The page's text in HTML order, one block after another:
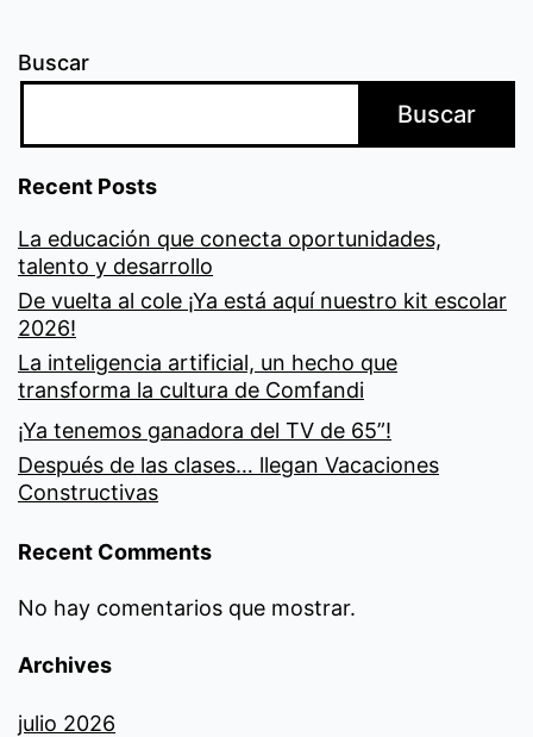
Buscar
Buscar
Recent Posts
La educación que conecta oportunidades,
talento y desarrollo
De vuelta al cole ¡Ya está aquí nuestro kit escolar
2026!
La inteligencia artificial, un hecho que
transforma la cultura de Comfandi
¡Ya tenemos ganadora del TV de 65”!
Después de las clases… llegan Vacaciones
Constructivas
Recent Comments
No hay comentarios que mostrar.
Archives
julio 2026